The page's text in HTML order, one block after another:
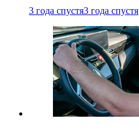
3 года спустя3 года спустя